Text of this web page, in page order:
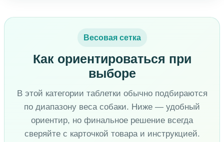
Весовая сетка
Как ориентироваться при
выборе
В этой категории таблетки обычно подбираются
по диапазону веса собаки. Ниже — удобный
ориентир, но финальное решение всегда
сверяйте с карточкой товара и инструкцией.